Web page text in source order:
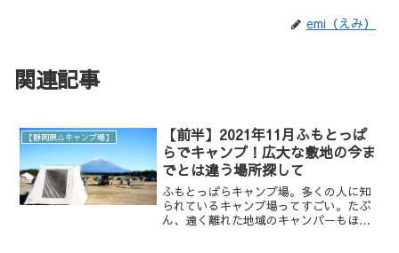
emi（えみ）
関連記事
【静岡県△キャンプ場】
【前半】2021年11月ふもとっぱ
らでキャンプ！広大な敷地の今ま
でとは違う場所探して
ふもとっぱらキャンプ場。多くの人に知
られているキャンプ場ってすごい。たぶ
ん、遠く離れた地域のキャンパーもほと